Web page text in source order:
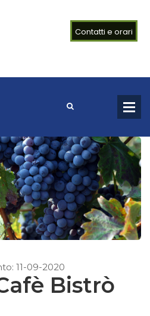
Contatti e orari
11-09-2020
Bistrò